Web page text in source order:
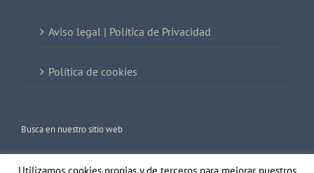
Aviso legal | Política de Privacidad
Política de cookies
Busca en nuestro sitio web